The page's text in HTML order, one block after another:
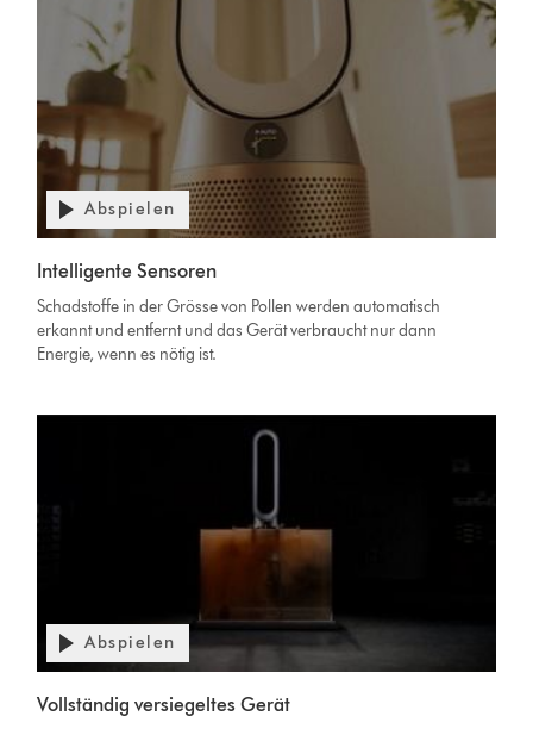
Abspielen
Intelligente Sensoren
Schadstoffe in der Grösse von Pollen werden automatisch
erkannt und entfernt und das Gerät verbraucht nur dann
Energie, wenn es nötig ist.
Transcript
Video-
Transkript
öffnen
Abspielen
Vollständig versiegeltes Gerät